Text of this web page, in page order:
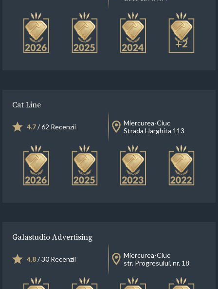
+2
Cat Line
4.7/ 62 Recenzii
Miercurea-Ciuc
Strada Harghita 113
Galastudio Advertising
4.8/ 30 Recenzii
Miercurea-Ciuc
str. Progresului, nr. 18